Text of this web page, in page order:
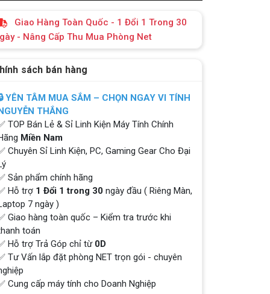
Giao Hàng Toàn Quốc - 1 Đổi 1 Trong 30
- Nâng Cấp Thu Mua Phòng Net
sách bán hàng
YÊN TÂM MUA SẮM – CHỌN NGAY VI TÍNH
THẮNG
TOP Bán Lẻ & Sỉ Linh Kiện Máy Tính Chính
Miền Nam
Chuyên Sỉ Linh Kiện, PC, Gaming Gear Cho Đại
Sản phẩm chính hãng
Hỗ trợ 1 Đổi 1 trong 30 ngày đầu ( Riêng Màn,
7 ngày )
Giao hàng toàn quốc – Kiểm tra trước khi
toán
Hỗ trợ Trả Góp chỉ từ 0D
Tư Vấn lắp đặt phòng NET trọn gói - chuyên
Cung cấp máy tính cho Doanh Nghiệp